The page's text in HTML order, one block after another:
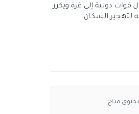
قوات دولية إلى غزة ويكرر
لتهجير السكان
متاح